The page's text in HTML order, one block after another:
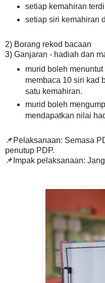
setiap kemahiran
setiap siri kemahiran
2) Borang rekod bacaan
3) Ganjaran - hadiah dan
murid boleh
membaca 10 siri kad
satu kemahiran.
murid boleh
mendapatkan nilai
📌Pelaksanaan: Semasa
penutup PDP.
📌Impak pelaksanaan: